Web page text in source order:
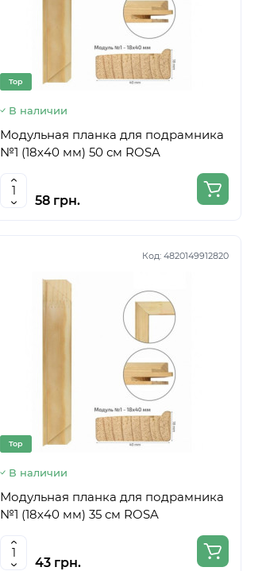
Top
В наличии
Модульная планка для подрамника
№1 (18х40 мм) 50 см ROSA
58 грн.
Код: 4820149912820
Top
В наличии
Модульная планка для подрамника
№1 (18х40 мм) 35 см ROSA
43 грн.